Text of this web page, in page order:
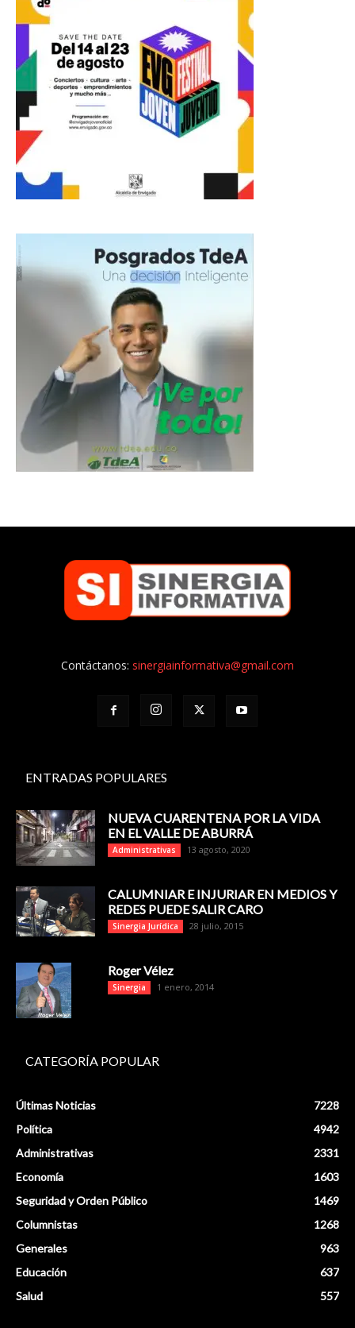
Contáctanos: sinergiainformativa@gmail.com
ENTRADAS POPULARES
NUEVA CUARENTENA POR LA VIDA
EN EL VALLE DE ABURRÁ
Administrativas 13 agosto, 2020
CALUMNIAR E INJURIAR EN MEDIOS Y
REDES PUEDE SALIR CARO
Sinergia Jurídica 28 julio, 2015
Roger Vélez
Sinergia 1 enero, 2014
CATEGORÍA POPULAR
Últimas Noticias
7228
Política
4942
Administrativas
2331
Economía
1603
Seguridad y Orden Público
1469
Columnistas
1268
Generales
963
Educación
637
Salud
557